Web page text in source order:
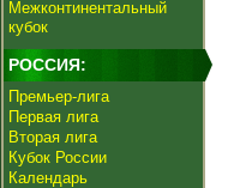
Межконтинентальный
кубок
РОССИЯ:
Премьер-лига
Первая лига
Вторая лига
Кубок России
Календарь